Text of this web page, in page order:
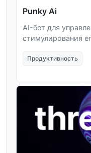
Punky Ai
AI-бот для
стимулирования
Продуктивность